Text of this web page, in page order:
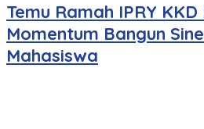
Temu Ramah IPRY
Momentum Bangun
Mahasiswa